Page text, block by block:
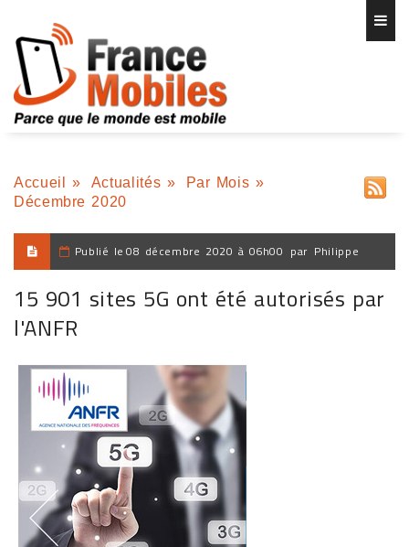
Accueil » Actualités » Par Mois »
Décembre 2020
Publié le 08 décembre 2020 à 06h00 par Philippe
15 901 sites 5G ont été autorisés par
l'ANFR